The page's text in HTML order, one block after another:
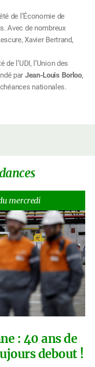
de l’Économie de
Avec de nombreux
Xavier Bertrand,
de l’UDI, l’Union des
par Jean-Louis Borloo,
nationales.
mercredi
: 40 ans de
debout !